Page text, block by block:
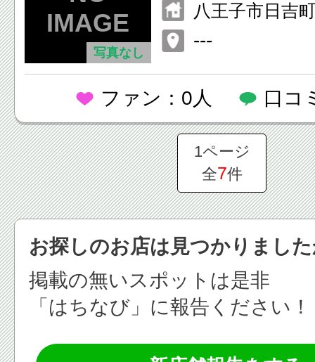
写真なし
八王子市日吉
---
ファン：0人 口コ
1ページ
全7件
お探しのお店は見つかりまし
掲載の無いスポットは是非
「はちなび」に報告ください！